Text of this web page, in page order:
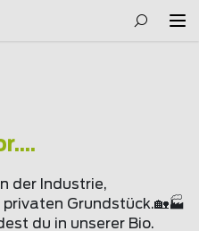
der Industrie,
Grundstück.🏡🏭
du in unserer Bio.